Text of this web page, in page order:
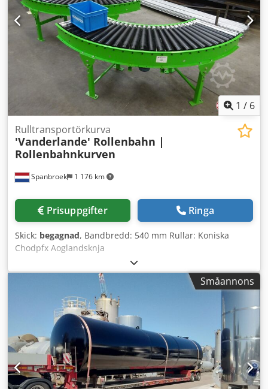
1 / 6
Spanbroek 1 176 km
Rulltransportörkurva
'Vanderlande' Rollenbahn |
Rollenbahnkurven
Prisuppgifter Ringa
Skick: begagnad, Bandbredd: 540 mm Rullar: Koniska
Chodpfx Aoglandsknja
Småannons